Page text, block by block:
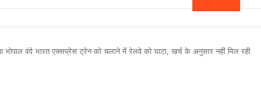
वंदे भारत एक्सप्रेस ट्रेन को चलाने में रेलवे को घाटा, खर्च के अनुसार नहीं मिल रही